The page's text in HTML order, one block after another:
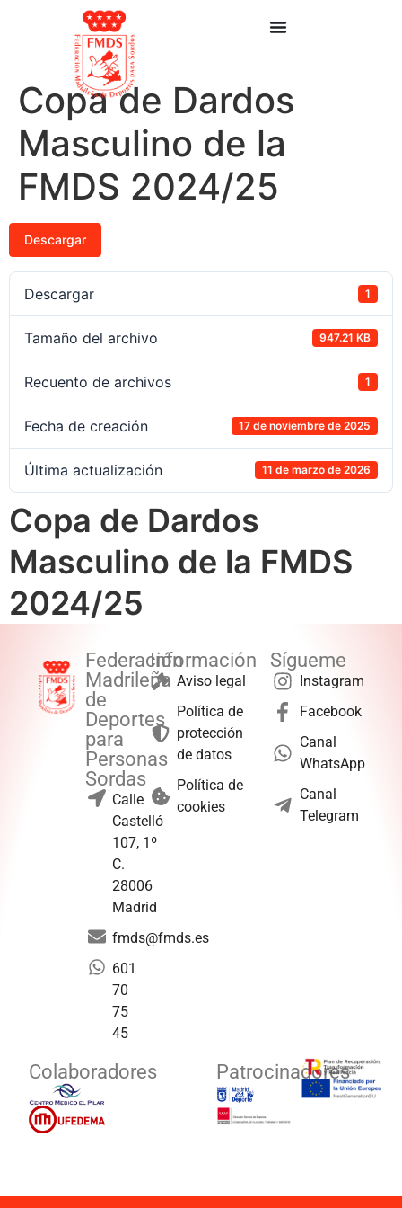
Copa de Dardos
Masculino de la
FMDS 2024/25
Descargar
Descargar 1
Tamaño del archivo 947.21 KB
Recuento de archivos 1
Fecha de creación 17 de noviembre de 2025
Última actualización 11 de marzo de 2026
Copa de Dardos
Masculino de la FMDS
2024/25
Federación
Madrileña
de
Deportes
para
Personas
Sordas
Calle
Castelló
107, 1º
C.
28006
Madrid
fmds@fmds.es
601
70
75
45
Información
Aviso legal
Política de
protección
de datos
Política de
cookies
Sígueme
Instagram
Facebook
Canal
WhatsApp
Canal
Telegram
Colaboradores Patrocinadores